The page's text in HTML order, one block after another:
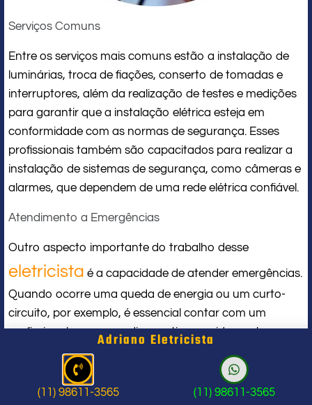
Serviços Comuns
Entre os serviços mais comuns estão a instalação de
luminárias, troca de fiações, conserto de tomadas e
interruptores, além da realização de testes e medições
para garantir que a instalação elétrica esteja em
conformidade com as normas de segurança. Esses
profissionais também são capacitados para realizar a
instalação de sistemas de segurança, como câmeras e
alarmes, que dependem de uma rede elétrica confiável.
Atendimento a Emergências
Outro aspecto importante do trabalho desse
eletricista é a capacidade de atender emergências.
Quando ocorre uma queda de energia ou um curto-
circuito, por exemplo, é essencial contar com um
profissional que possa diagnosticar rapidamente o
Serviços de Consultoria
Adriano Eletricista
(11) 98611-3565 (11) 98611-3565